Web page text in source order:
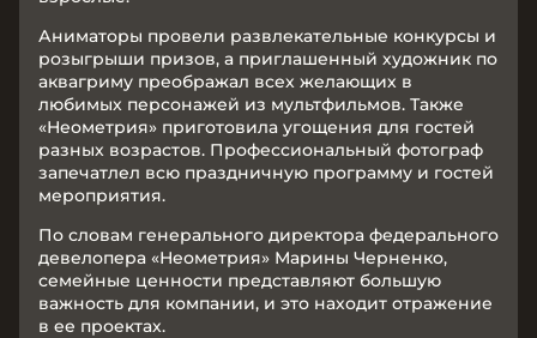
Аниматоры провели развлекательные конкурсы и
розыгрыши призов, а приглашенный художник по
аквагриму преображал всех желающих в
любимых персонажей из мультфильмов. Также
«Неометрия» приготовила угощения для гостей
разных возрастов. Профессиональный фотограф
запечатлел всю праздничную программу и гостей
мероприятия.
По словам генерального директора федерального
девелопера «Неометрия» Марины Черненко,
семейные ценности представляют большую
важность для компании, и это находит отражение
в ее проектах.